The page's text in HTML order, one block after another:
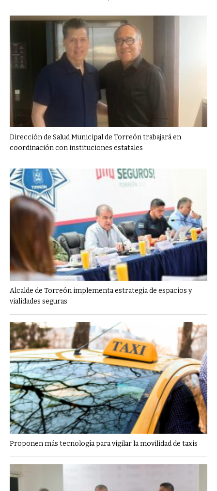
Dirección de Salud Municipal de Torreón trabajará en
coordinación con instituciones estatales
Alcalde de Torreón implementa estrategia de espacios y
vialidades seguras
Proponen más tecnología para vigilar la movilidad de taxis